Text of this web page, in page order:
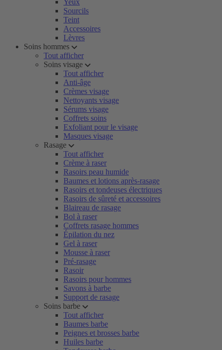
Yeux
Sourcils
Teint
Accessoires
Lèvres
Soins hommes
Tout afficher
Soins visage
Tout afficher
Anti-âge
Crèmes visage
Nettoyants visage
Sérums visage
Coffrets soins
Exfoliant pour le visage
Masques visage
Rasage
Tout afficher
Crème à raser
Rasoirs peau humide
Baumes et lotions après-rasage
Rasoirs et tondeuses électriques
Rasoirs de sûreté et accessoires
Blaireau de rasage
Bol à raser
Coffrets rasage hommes
Épilation du nez
Gel à raser
Mousse à raser
Pré-rasage
Rasoir
Rasoirs pour hommes
Savons à barbe
Support de rasage
Soins barbe
Tout afficher
Baumes barbe
Peignes et brosses barbe
Huiles barbe